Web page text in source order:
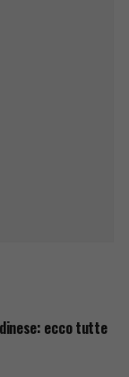
ecco tutte